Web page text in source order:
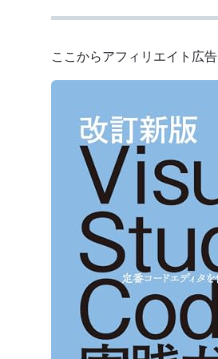
ここからアフィリエイト広告